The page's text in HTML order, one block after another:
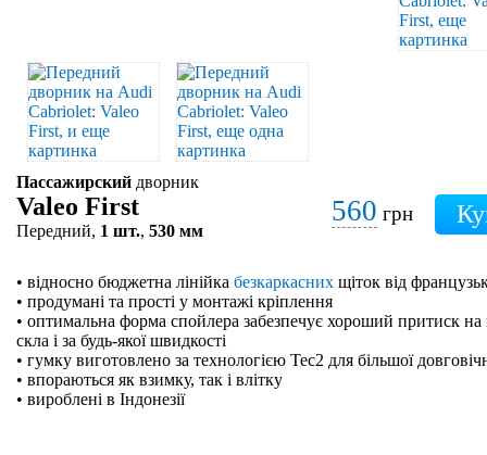
Пассажирский дворник
Valeo First
Передний, 1 шт., 530 мм
560 грн
• відносно бюджетна лінійка безкаркасних щіток від
• продумані та прості у монтажі кріплення
• оптимальна форма спойлера забезпечує хороший притиск на
скла і за будь-якої швидкості
• гумку виготовлено за технологією Tec2 для більшої
• впораються як взимку, так і влітку
• вироблені в Індонезії